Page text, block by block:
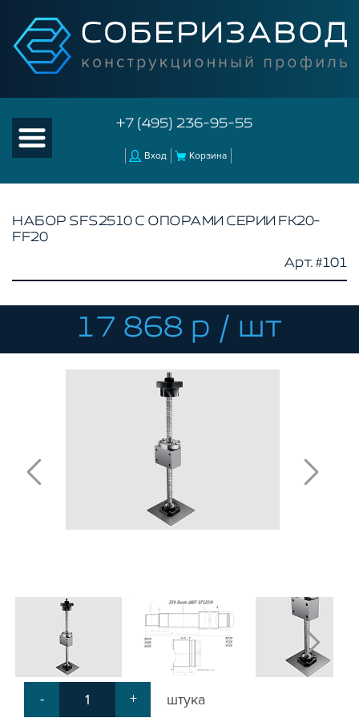
+7 (495) 236-95-55
Вход Корзина
КОНСТРУКЦИОННЫЙ ПРОФИЛЬ
КОМПЛЕКТУЮЩИЕ К ЧПУ
КОНСТРУКЦИОННЫЙ ПРОФИЛЬ ДЛЯ
СТАНКОВ
ПРОФИЛЬНЫЕ НАПРАВЛЯЮЩИЕ
ПОЛИРОВАННЫЕ ВАЛЫ И ДЕРЖАТЕЛИ
ШАРИКО-ВИНТОВЫЕ ПЕРЕДАЧИ (ШВП)
ОПОРЫ ХОДОВЫХ ВИНТОВ
ЛИНЕЙНЫЕ ПОДШИПНИКИ И МОДУЛИ
КАБЕЛЬ-КАНАЛЫ СТАНОЧНЫЕ ГИБКИЕ
МУФТЫ СОЕДИНИТЕЛЬНЫЕ
ЦАНГИ И ФРЕЗЫ
АКСЕССУАРЫ ДЛЯ РАБОЧЕГО СТОЛА
АКСЕССУАРЫ ДЛЯ V-ПАЗА
СОЕДИНИТЕЛЬНЫЕ ПЛАСТИНЫ
Т-БОЛТЫ И Т-ГАЙКИ
СУХАРИ ПАЗОВЫЕ
УГЛОВЫЕ СОЕДИНИТЕЛИ
НАБОР SFS2510 С ОПОРАМИ СЕРИИ FK20-
FF20
Арт. #101
17 868 р / шт
- + штука